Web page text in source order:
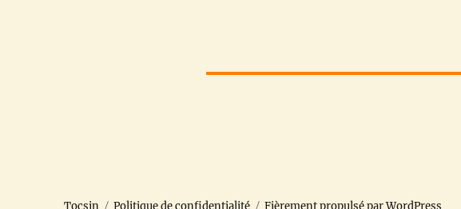
Tocsin Politique de confidentialité Fièrement propulsé par WordPress